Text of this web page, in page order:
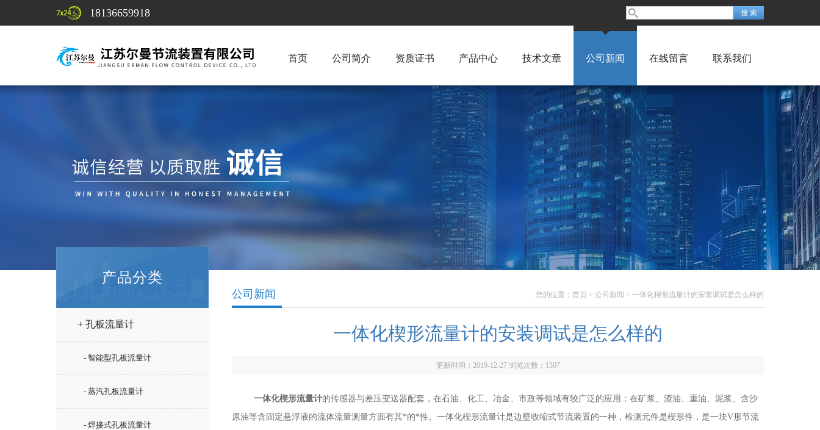
18136659918
首页 公司简介 资质证书 产品中心 技术文章 公司新闻 在线留言 联系我们
产品分类
+ 孔板流量计
- 智能型孔板流量计
- 蒸汽孔板流量计
- 焊接式孔板流量计
您的位置： 首页 > 公司新闻 > 一体化楔形流量计的安装调试是怎么样的
公司新闻
一体化楔形流量计的安装调试是怎么样的
更新时间：2019-12-27 浏览次数： 1507
一体化楔形流量计的传感器与差压变送器配套，在石油、化工、冶金、市政等领域有较广泛的应用；在矿浆、渣油、重油、泥浆、含沙
原油等含固定悬浮液的流体流量测量方面有其*的*性。一体化楔形流量计是边壁收缩式节流装置的一种，检测元件是楔形件，是一块V形节流